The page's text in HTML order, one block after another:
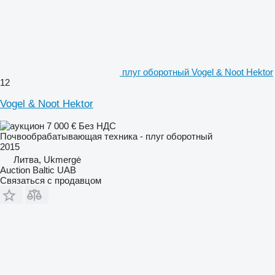
плуг оборотный Vogel & Noot Hektor
12
Vogel & Noot Hektor
7 000 € Без НДС
Почвообрабатывающая техника - плуг оборотный
2015
Литва, Ukmergė
Auction Baltic UAB
Связаться с продавцом